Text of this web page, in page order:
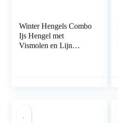
Winter Hengels Combo
Ijs Hengel met
Vismolen en Lijn